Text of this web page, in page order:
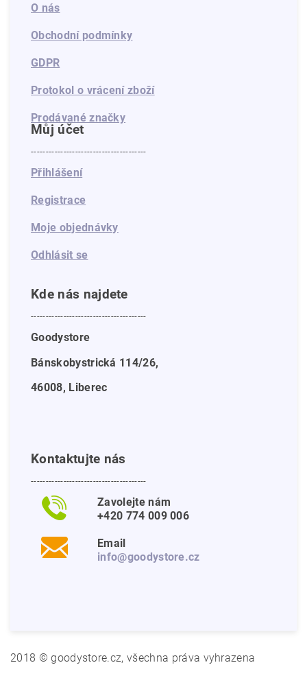
O nás
Obchodní podmínky
GDPR
Protokol o vrácení zboží
Prodávané značky
Můj účet
---------------------------------------
Přihlášení
Registrace
Moje objednávky
Odhlásit se
Kde nás najdete
---------------------------------------
Goodystore
Bánskobystrická 114/26,
46008, Liberec
Kontaktujte nás
---------------------------------------
Zavolejte nám
+420 774 009 006
Email
info@goodystore.cz
2018 © goodystore.cz, všechna práva vyhrazena